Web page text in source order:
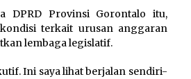
DPRD Provinsi Gorontalo itu,
terkait urusan anggaran
lembaga legislatif.
Ini saya lihat berjalan sendiri-